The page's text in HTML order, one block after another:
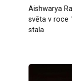
Aishwarya
světa v roce
stala